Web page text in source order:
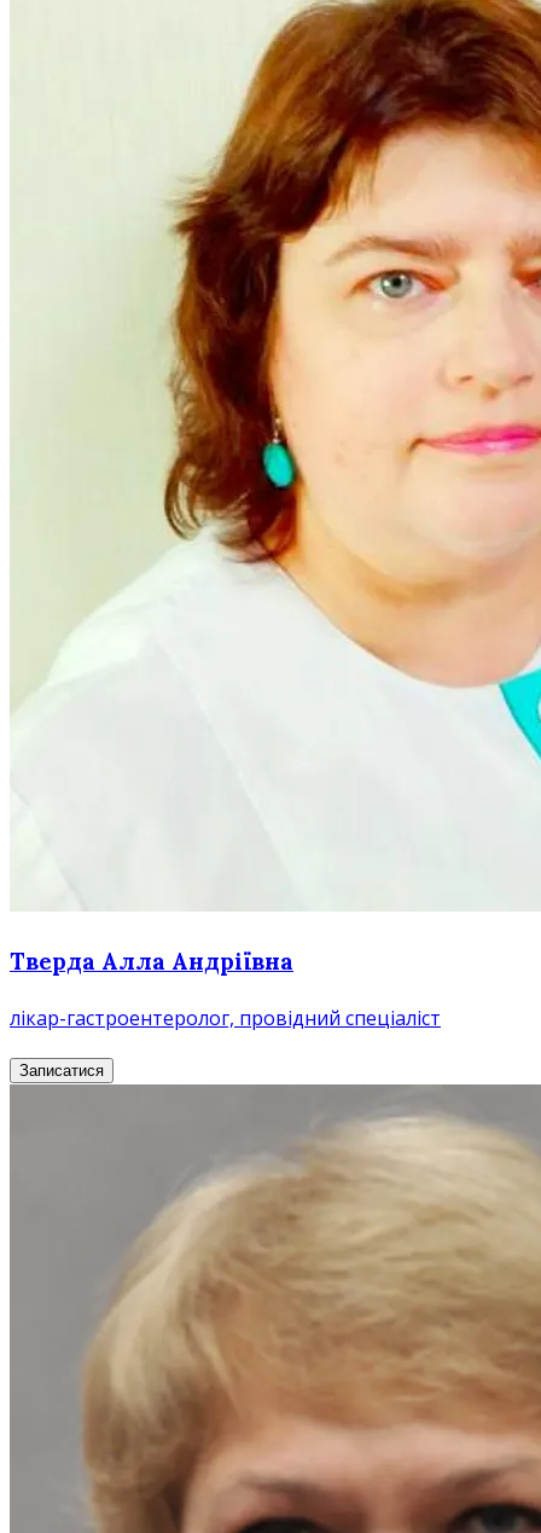
Тверда Алла Андріївна
лікар-гастроентеролог, провідний спеціаліст
Записатися